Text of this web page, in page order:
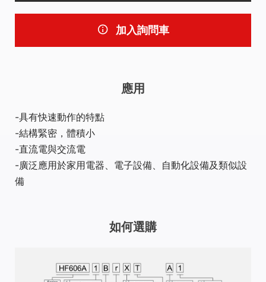
加入詢問車
應用
具有快速動作的特點
結構緊密，體積小
直流電與交流電
廣泛應用於家用電器、電子設備、自動化設備及類似設
備
如何選購